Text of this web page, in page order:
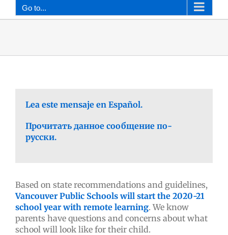
Go to...
Lea este mensaje en Español.
Прочитать данное сообщение по-
русски.
Based on state recommendations and guidelines,
Vancouver Public Schools will start the 2020-21
school year with remote learning. We know
parents have questions and concerns about what
school will look like for their child.